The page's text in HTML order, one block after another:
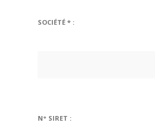
SOCIÉTÉ * :
N° SIRET :